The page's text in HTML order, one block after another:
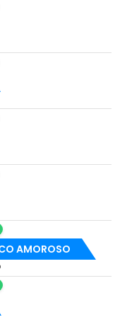
AMOROSO